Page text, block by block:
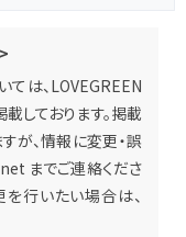
ては、LOVEGREEN
しております。掲載
が、情報に変更・誤
までご連絡くださ
行いたい場合は、